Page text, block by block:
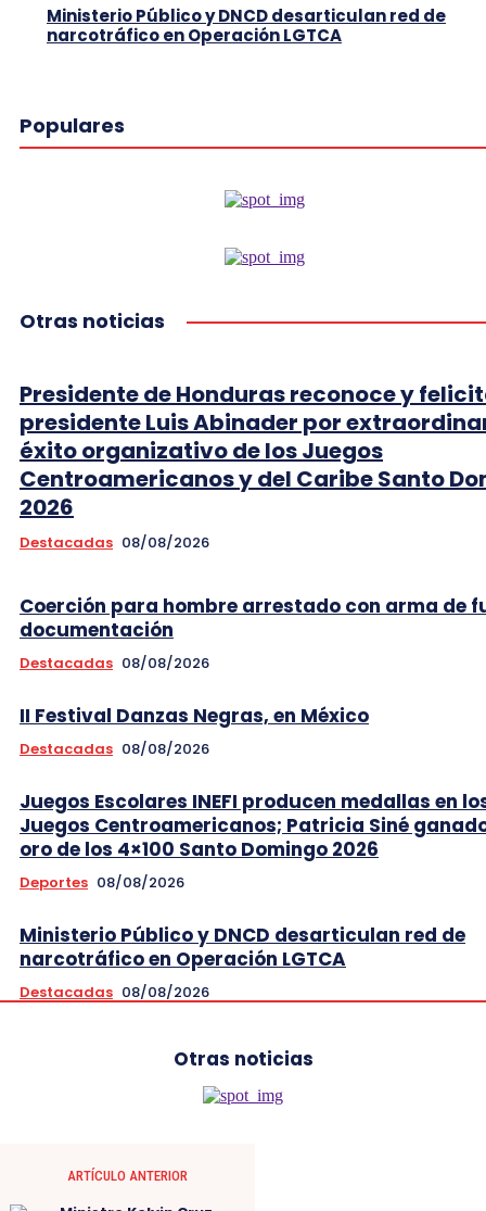
Ministerio Público y DNCD desarticulan red de
narcotráfico en Operación LGTCA
Populares
Otras noticias
Presidente de Honduras reconoce y
presidente Luis Abinader por
éxito organizativo de los Juegos
Centroamericanos y del Caribe Santo
2026
Destacadas 08/08/2026
Coerción para hombre arrestado con arma de
documentación
Destacadas 08/08/2026
II Festival Danzas Negras, en México
Destacadas 08/08/2026
Juegos Escolares INEFI producen medallas en
Juegos Centroamericanos; Patricia Siné
oro de los 4×100 Santo Domingo 2026
Deportes 08/08/2026
Ministerio Público y DNCD desarticulan red de
narcotráfico en Operación LGTCA
Destacadas 08/08/2026
Otras noticias
ARTÍCULO ANTERIOR